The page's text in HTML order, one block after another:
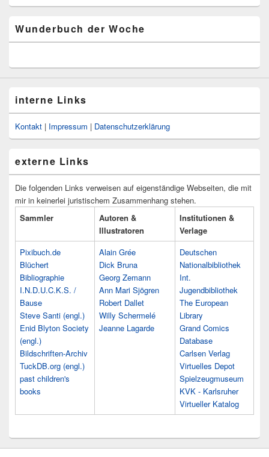
Wunderbuch der Woche
interne Links
Kontakt | Impressum | Datenschutzerklärung
externe Links
Die folgenden Links verweisen auf eigenständige Webseiten, die mit
mir in keinerlei juristischem Zusammenhang stehen.
Sammler
Autoren &
Illustratoren
Institutionen &
Verlage
Pixibuch.de
Blüchert
Bibliographie
I.N.D.U.C.K.S. /
Bause
Steve Santi (engl.)
Enid Blyton Society
(engl.)
Bildschriften-Archiv
TuckDB.org (engl.)
past children's
books
Alain Grée
Dick Bruna
Georg Zemann
Ann Mari Sjögren
Robert Dallet
Willy Schermelé
Jeanne Lagarde
Deutschen
Nationalbibliothek
Int.
Jugendbibliothek
The European
Library
Grand Comics
Database
Carlsen Verlag
Virtuelles Depot
Spielzeugmuseum
KVK - Karlsruher
Virtueller Katalog